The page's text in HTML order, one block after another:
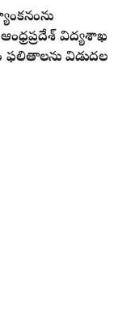
విద్యశాఖ
విడుదల